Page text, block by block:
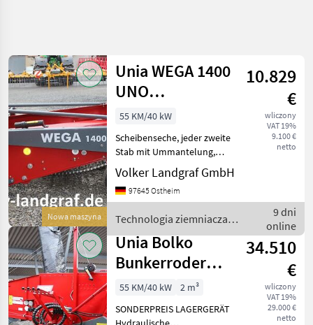
Kategoria 4 Kraj Filtry
AKTUALNA
ŚCIEŻKA
technika
rolnicza
Technologia
Ziemniaczana
Kombajny
Ziemniaczane
Unia
WYBIERZ
KATEGORIĘ
Unia
Zresetuj
Pokaż 8
wyników
Nowa maszyna
Unia WEGA 1400
UNO
Siebkettenroder
10.829
€
wliczony
VAT 19%
9.100 €
netto
55 KM/40 kW
Scheibenseche, jeder zweite
Stab mit Ummantelung,
Einstellung des
Vibrationsmechanismus,
Rüttler des Roders,
Heck-Auswurf. Gegen
Aufpreis:
Volker Landgraf GmbH
97645 Ostheim
Technologia ziemniaczana
/ Unia
9 dni
online
Unia Bolko
Bunkerroder
einreihig 1,9 m³
34.510
€
wliczony
VAT 19%
29.000 €
netto
55 KM/40 kW
2 m³
SONDERPREIS LAGERGERÄT